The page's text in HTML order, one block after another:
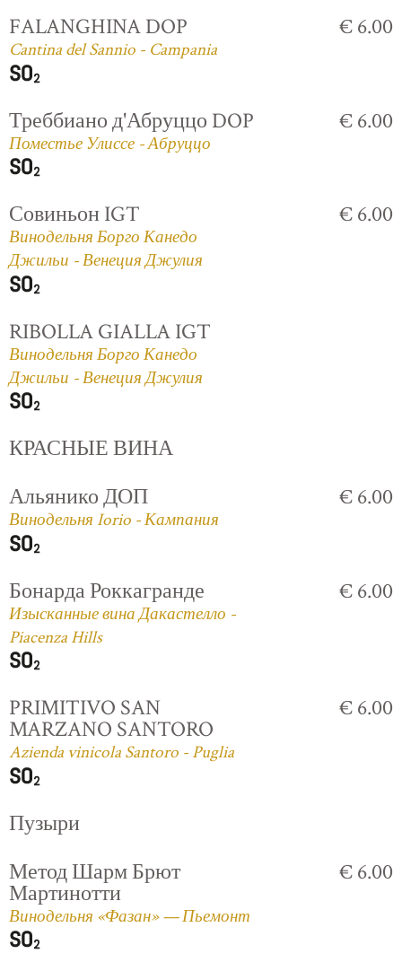
FALANGHINA DOP
Cantina del Sannio - Campania
€ 6.00
Треббиано д'Абруццо DOP
Поместье Улиссе - Абруццо
€ 6.00
Совиньон IGT
Винодельня Борго Канедо
Джильи - Венеция Джулия
€ 6.00
RIBOLLA GIALLA IGT
Винодельня Борго Канедо
Джильи - Венеция Джулия
КРАСНЫЕ ВИНА
Альянико ДОП
Винодельня Iorio - Кампания
€ 6.00
Бонарда Роккагранде
Изысканные вина Дакастелло -
Piacenza Hills
€ 6.00
PRIMITIVO SAN
MARZANO SANTORO
Azienda vinicola Santoro - Puglia
€ 6.00
Пузыри
Метод Шарм Брют
Мартинотти
Винодельня «Фазан» — Пьемонт
€ 6.00